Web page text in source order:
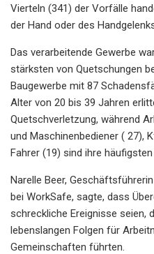
Vierteln (341) der Vorfälle
der Hand oder des
Das verarbeitende Gewerbe
stärksten von Quetschungen
Baugewerbe mit 87
Alter von 20 bis 39 Jahren
Quetschverletzung, während
und Maschinenbediener ( 27),
Fahrer (19) sind ihre
Narelle Beer,
bei WorkSafe, sagte, dass
schreckliche Ereignisse seien,
lebenslangen Folgen für
Gemeinschaften führten.